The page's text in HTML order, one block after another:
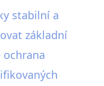
stabilní a
základní